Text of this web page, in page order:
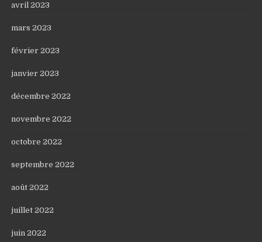
avril 2023
mars 2023
février 2023
janvier 2023
décembre 2022
novembre 2022
octobre 2022
septembre 2022
août 2022
juillet 2022
juin 2022